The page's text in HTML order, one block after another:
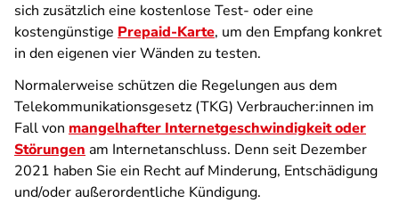
sich zusätzlich eine kostenlose Test- oder eine
kostengünstige Prepaid-Karte, um den Empfang konkret
in den eigenen vier Wänden zu testen.
Normalerweise schützen die Regelungen aus dem
Telekommunikationsgesetz (TKG) Verbraucher:innen im
Fall von mangelhafter Internetgeschwindigkeit oder
Störungen am Internetanschluss. Denn seit Dezember
2021 haben Sie ein Recht auf Minderung, Entschädigung
und/oder außerordentliche Kündigung.